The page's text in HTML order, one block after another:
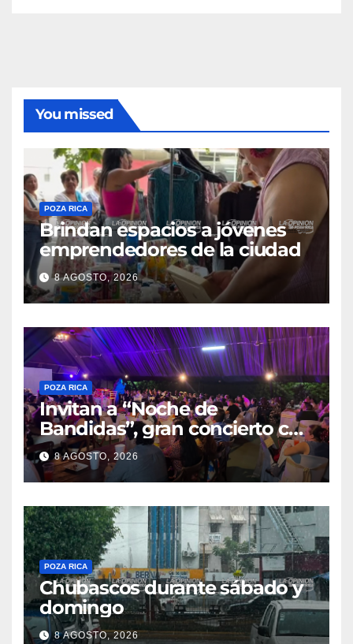
You missed
POZA RICA
Brindan espacios a jóvenes
emprendedores de la ciudad
8 AGOSTO, 2026
POZA RICA
Invitan a “Noche de
Bandidas”, gran concierto con
causa
8 AGOSTO, 2026
POZA RICA
Chubascos durante sábado y
domingo
8 AGOSTO, 2026